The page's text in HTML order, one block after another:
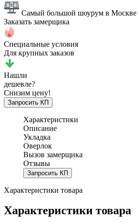
Самый большой шоурум в Москве
Заказать замерщика
Специальные условия
Для крупных заказов
Нашли
дешевле?
Снизим цену!
Запросить КП
Характеристики
Описание
Укладка
Оверлок
Вызов замерщика
Отзывы
Запросить КП
Характеристики товара
Характеристики товара